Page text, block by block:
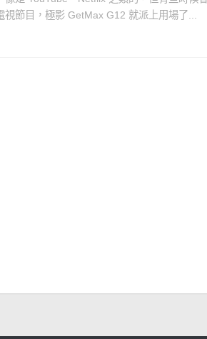
視節目，極影 GetMax G12 就派上用場了...